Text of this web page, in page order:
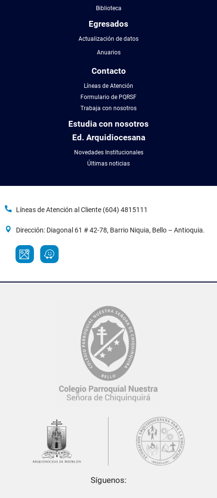
Biblioteca
Egresados
Actualización de datos
Anuarios
Contacto
Líneas de Atención
Formulario de PQRSF
Trabaja con nosotros
Estudia con nosotros
Ed. Arquidiocesana
Novedades Institucionales
Últimas noticias
Líneas de Atención al Cliente (604) 4815111
Dirección: Diagonal 61 # 42-78, Barrio Niquia, Bello – Antioquia.
Síguenos: